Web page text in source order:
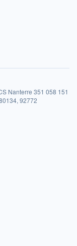
Nanterre 351 058 151
92772